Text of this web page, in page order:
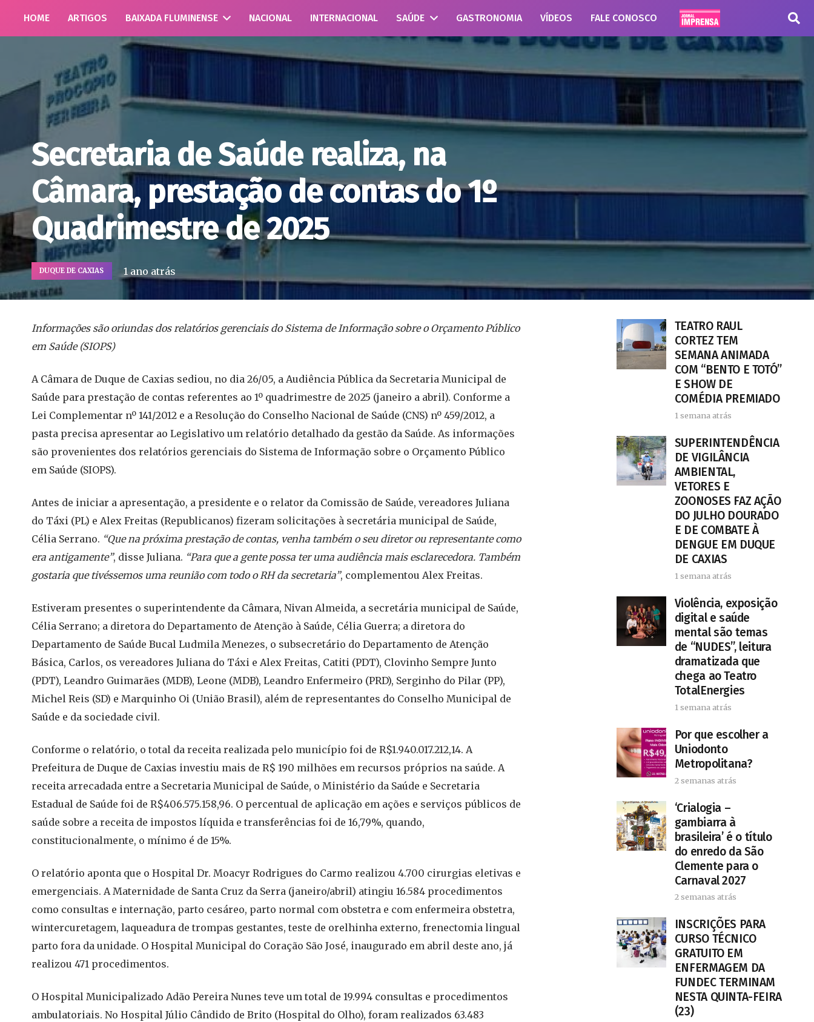
HOME ARTIGOS BAIXADA FLUMINENSE NACIONAL INTERNACIONAL SAÚDE GASTRONOMIA VÍDEOS FALE CONOSCO
Secretaria de Saúde realiza, na
Câmara, prestação de contas do 1º
Quadrimestre de 2025
DUQUE DE CAXIAS 1 ano atrás
Informações são oriundas dos relatórios gerenciais do Sistema de Informação sobre o Orçamento Público
em Saúde (SIOPS)
A Câmara de Duque de Caxias sediou, no dia 26/05, a Audiência Pública da Secretaria Municipal de
Saúde para prestação de contas referentes ao 1º quadrimestre de 2025 (janeiro a abril). Conforme a
Lei Complementar nº 141/2012 e a Resolução do Conselho Nacional de Saúde (CNS) nº 459/2012, a
pasta precisa apresentar ao Legislativo um relatório detalhado da gestão da Saúde. As informações
são provenientes dos relatórios gerenciais do Sistema de Informação sobre o Orçamento Público
em Saúde (SIOPS).
Antes de iniciar a apresentação, a presidente e o relator da Comissão de Saúde, vereadores Juliana
do Táxi (PL) e Alex Freitas (Republicanos) fizeram solicitações à secretária municipal de Saúde,
Célia Serrano. “Que na próxima prestação de contas, venha também o seu diretor ou representante como
era antigamente”, disse Juliana. “Para que a gente possa ter uma audiência mais esclarecedora. Também
gostaria que tivéssemos uma reunião com todo o RH da secretaria”, complementou Alex Freitas.
Estiveram presentes o superintendente da Câmara, Nivan Almeida, a secretária municipal de Saúde,
Célia Serrano; a diretora do Departamento de Atenção à Saúde, Célia Guerra; a diretora do
Departamento de Saúde Bucal Ludmila Menezes, o subsecretário do Departamento de Atenção
Básica, Carlos, os vereadores Juliana do Táxi e Alex Freitas, Catiti (PDT), Clovinho Sempre Junto
(PDT), Leandro Guimarães (MDB), Leone (MDB), Leandro Enfermeiro (PRD), Serginho do Pilar (PP),
Michel Reis (SD) e Marquinho Oi (União Brasil), além de representantes do Conselho Municipal de
Saúde e da sociedade civil.
Conforme o relatório, o total da receita realizada pelo município foi de R$1.940.017.212,14. A
Prefeitura de Duque de Caxias investiu mais de R$ 190 milhões em recursos próprios na saúde. A
receita arrecadada entre a Secretaria Municipal de Saúde, o Ministério da Saúde e Secretaria
Estadual de Saúde foi de R$406.575.158,96. O percentual de aplicação em ações e serviços públicos de
saúde sobre a receita de impostos líquida e transferências foi de 16,79%, quando,
constitucionalmente, o mínimo é de 15%.
O relatório aponta que o Hospital Dr. Moacyr Rodrigues do Carmo realizou 4.700 cirurgias eletivas e
emergenciais. A Maternidade de Santa Cruz da Serra (janeiro/abril) atingiu 16.584 procedimentos
como consultas e internação, parto cesáreo, parto normal com obstetra e com enfermeira obstetra,
wintercuretagem, laqueadura de trompas gestantes, teste de orelhinha externo, frenectomia lingual
parto fora da unidade. O Hospital Municipal do Coração São José, inaugurado em abril deste ano, já
realizou 471 procedimentos.
O Hospital Municipalizado Adão Pereira Nunes teve um total de 19.994 consultas e procedimentos
ambulatoriais. No Hospital Júlio Cândido de Brito (Hospital do Olho), foram realizados 63.483
TEATRO RAUL
CORTEZ TEM
SEMANA ANIMADA
COM “BENTO E TOTÓ”
E SHOW DE
COMÉDIA PREMIADO
1 semana atrás
SUPERINTENDÊNCIA
DE VIGILÂNCIA
AMBIENTAL,
VETORES E
ZOONOSES FAZ AÇÃO
DO JULHO DOURADO
E DE COMBATE À
DENGUE EM DUQUE
DE CAXIAS
1 semana atrás
Violência, exposição
digital e saúde
mental são temas
de “NUDES”, leitura
dramatizada que
chega ao Teatro
TotalEnergies
1 semana atrás
Por que escolher a
Uniodonto
Metropolitana?
2 semanas atrás
‘Crialogia –
gambiarra à
brasileira’ é o título
do enredo da São
Clemente para o
Carnaval 2027
2 semanas atrás
INSCRIÇÕES PARA
CURSO TÉCNICO
GRATUITO EM
ENFERMAGEM DA
FUNDEC TERMINAM
NESTA QUINTA-FEIRA
(23)